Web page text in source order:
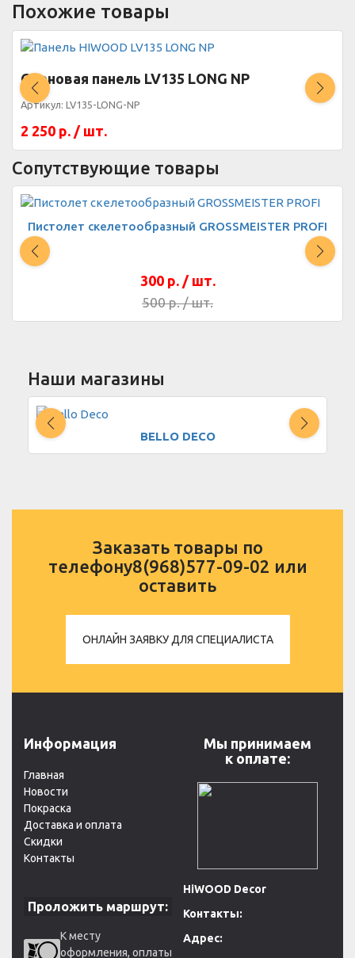
Похожие товары
Стеновая панель LV135 LONG NP
Артикул: LV135-LONG-NP
2 250 р. / шт.
Сопутствующие товары
Пистолет скелетообразный GROSSMEISTER PROFI
300 р. / шт.
500 р. / шт.
Наши магазины
BELLO DECO
Заказать товары по
телефону8(968)577-09-02 или
оставить
ОНЛАЙН ЗАЯВКУ ДЛЯ СПЕЦИАЛИСТА
Информация
Главная
Новости
Покраска
Доставка и оплата
Скидки
Контакты
Мы принимаем
к оплате:
Проложить маршрут:
К месту
оформления, оплаты
HiWOOD Decor
Контакты:
Адрес: